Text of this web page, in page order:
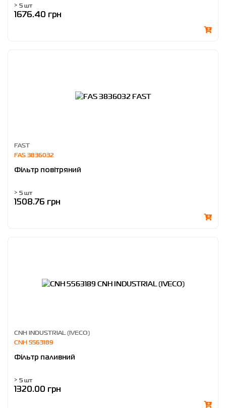
> 5 шт
1676.40 грн
FAST
FAS 3836032
Фільтр повітряний
> 5 шт
1508.76 грн
CNH INDUSTRIAL (IVECO)
CNH 5563189
Фільтр паливний
> 5 шт
1320.00 грн